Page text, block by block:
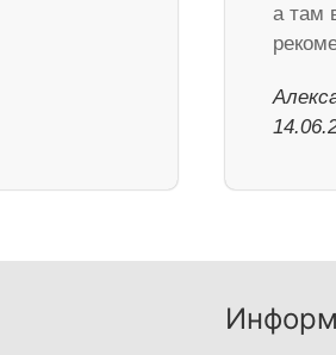
а там